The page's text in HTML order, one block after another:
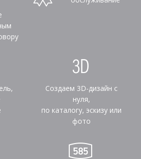
Создаем 3D-дизайн с
нуля,
по каталогу, эскизу или
фото